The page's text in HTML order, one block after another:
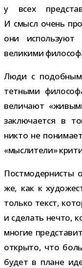
у всех
И смысл очень
они исполь­зуют
вели­кими
Люди с
тет­ными
вели­чают
заклю­ча­ется в
никто не
«мыс­ли­тели»
Постмодернисты
же, как к
только текст,
и сде­лать нечто,
мно­гие
открыто, что
будет в плане